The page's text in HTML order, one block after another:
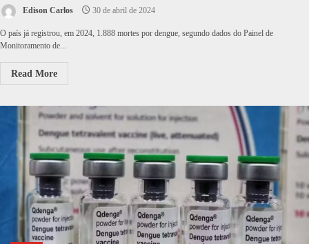
Edison Carlos 30 de abril de 2024
O país já registrou, em 2024, 1.888 mortes por dengue, segundo dados do Painel de
Monitoramento de...
Read More